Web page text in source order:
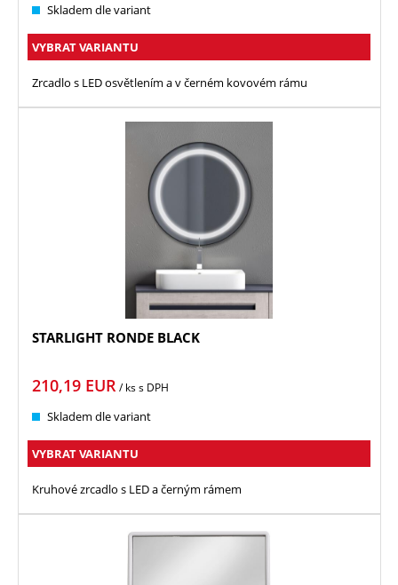
Skladem dle variant
VYBRAT VARIANTU
Zrcadlo s LED osvětlením a v černém kovovém rámu
STARLIGHT RONDE BLACK
210,19 EUR / kss DPH
Skladem dle variant
VYBRAT VARIANTU
Kruhové zrcadlo s LED a černým rámem